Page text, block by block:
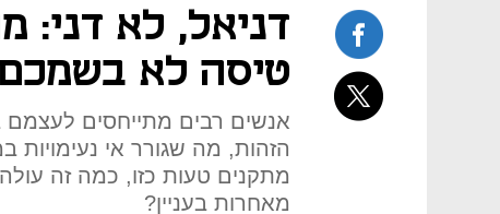
דניאל, לא דני:
טיסה לא
אנשים רבים מתייחסים לעצמם
הזהות, מה שגורר אי נעימויות
מתקנים טעות כזו, כמה זה עולה
מאחרות בעניין?